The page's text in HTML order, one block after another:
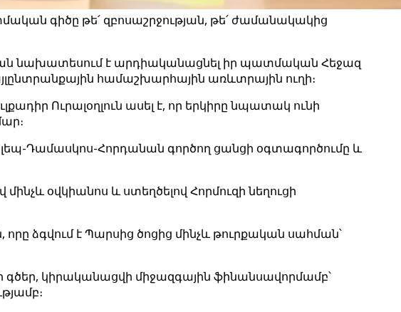
գիծը թե՛ զբոսաշրջության, թե՛ ժամանակակից
նախատեսում է արդիականացնել իր պատմական Հեջազ
համաշխարհային առևտրային ուղի։
Ուրալօղլուն ասել է, որ երկիրը նպատակ ունի
Դամասկոս-Հորդանան գործող ցանցի օգտագործումը և
օվկիանոս և ստեղծելով Հորմուզի նեղուցի
ձգվում է Պարսից ծոցից մինչև թուրքական սահման՝
գծեր, կիրականացվի միջազգային ֆինանսավորմամբ՝